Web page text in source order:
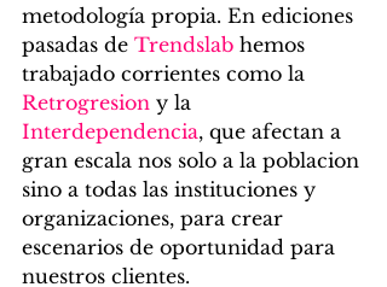
metodología propia. En ediciones
pasadas de Trendslab hemos
trabajado corrientes como la
Retrogresion y la
Interdependencia, que afectan a
gran escala nos solo a la poblacion
sino a todas las instituciones y
organizaciones, para crear
escenarios de oportunidad para
nuestros clientes.